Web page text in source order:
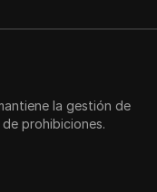
la gestión de
prohibiciones.